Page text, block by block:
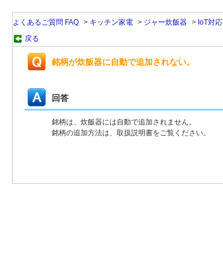
よくあるご質問 FAQ > キッチン家電 > ジャー炊飯器 > IoT対応
戻る
銘柄が炊飯器に自動で追加されない。
回答
銘柄は、炊飯器には自動で追加されません。
銘柄の追加方法は、取扱説明書をご覧ください。